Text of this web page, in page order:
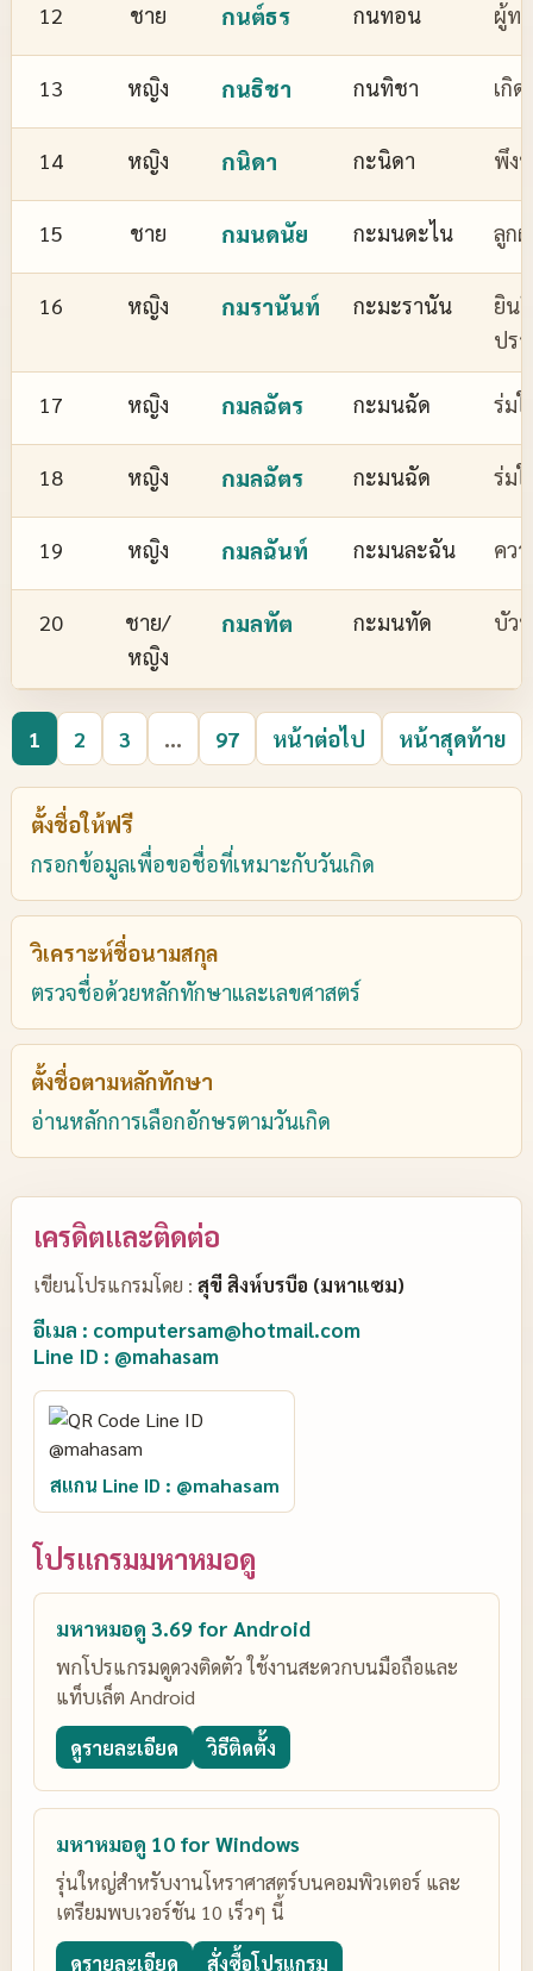
12 ชาย กนต์ธร กนทอน ผู้ท
13 หญิง กนธิชา กนทิชา เกิด
14 หญิง กนิดา กะนิดา พึง
15 ชาย กมนดนัย กะมนดะไน ลูก
16 หญิง กมรานันท์ กะมะรานัน
ยิน
ปร
17 หญิง กมลฉัตร กะมนฉัด ร่มใ
18 หญิง กมลฉัตร กะมนฉัด ร่มใ
19 หญิง กมลฉันท์ กะมนละฉัน คว
20
ชาย/
หญิง
กมลทัต กะมนทัด บัว
1 2 3 ... 97 หน้าต่อไป หน้าสุดท้าย
ตั้งชื่อให้ฟรี
กรอกข้อมูลเพื่อขอชื่อที่เหมาะกับวันเกิด
วิเคราะห์ชื่อนามสกุล
ตรวจชื่อด้วยหลักทักษาและเลขศาสตร์
ตั้งชื่อตามหลักทักษา
อ่านหลักการเลือกอักษรตามวันเกิด
เครดิตและติดต่อ
เขียนโปรแกรมโดย : สุขี สิงห์บรบือ (มหาแซม)
อีเมล : computersam@hotmail.com
Line ID : @mahasam
สแกน Line ID : @mahasam
โปรแกรมมหาหมอดู
มหาหมอดู 3.69 for Android
พกโปรแกรมดูดวงติดตัว ใช้งานสะดวกบนมือถือและ
แท็บเล็ต Android
ดูรายละเอียด วิธีติดตั้ง
มหาหมอดู 10 for Windows
รุ่นใหญ่สำหรับงานโหราศาสตร์บนคอมพิวเตอร์ และ
เตรียมพบเวอร์ชัน 10 เร็วๆ นี้
ดูรายละเอียด สั่งซื้อโปรแกรม